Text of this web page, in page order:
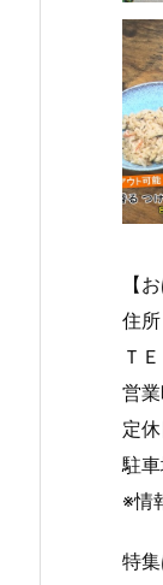
【
住所
Ｔ
営
定
駐
※情
特